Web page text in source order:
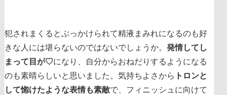
犯されまくるとぶっかけられて精液まみれになるのも好
きな人には堪らないのではないでしょうか。 発情してし
まって目が♡になり、自分からおねだりするようになる
のも素晴らしいと思いました。気持ちよさから トロンと
して惚けたような表情も素敵で、フィニッシュに向けて